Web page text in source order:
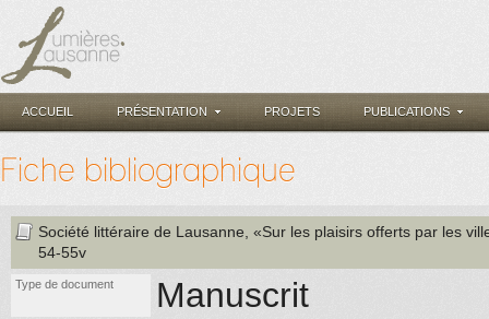
ACCUEIL PRÉSENTATION PROJETS PUBLICATIONS
Fiche bibliographique
Société littéraire de Lausanne , «Sur les plaisirs offerts par les
54-55v
Type de document Manuscrit